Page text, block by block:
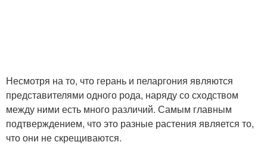
Несмотря на то, что герань и пеларгония являются
представителями одного рода, наряду со сходством
между ними есть много различий. Самым главным
подтверждением, что это разные растения является то,
что они не скрещиваются.